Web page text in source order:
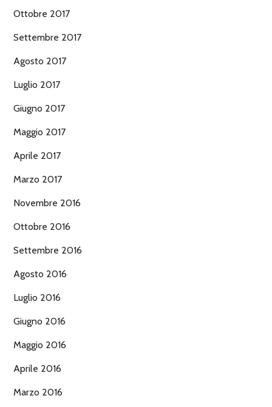
Ottobre 2017
Settembre 2017
Agosto 2017
Luglio 2017
Giugno 2017
Maggio 2017
Aprile 2017
Marzo 2017
Novembre 2016
Ottobre 2016
Settembre 2016
Agosto 2016
Luglio 2016
Giugno 2016
Maggio 2016
Aprile 2016
Marzo 2016